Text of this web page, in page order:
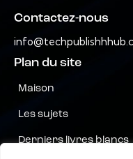
Contactez-nous
Plan du site
Maison
Les sujets
Derniers livres blancs